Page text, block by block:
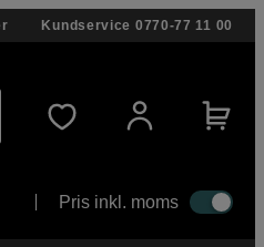
Kundservice 0770-77 11 00
Pris inkl. moms